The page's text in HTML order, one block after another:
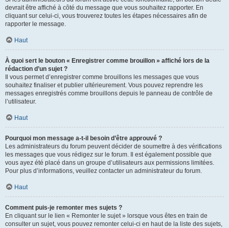
devrait être affiché à côté du message que vous souhaitez rapporter. En
cliquant sur celui-ci, vous trouverez toutes les étapes nécessaires afin de
rapporter le message.
Haut
À quoi sert le bouton « Enregistrer comme brouillon » affiché lors de la
rédaction d’un sujet ?
Il vous permet d’enregistrer comme brouillons les messages que vous
souhaitez finaliser et publier ultérieurement. Vous pouvez reprendre les
messages enregistrés comme brouillons depuis le panneau de contrôle de
l’utilisateur.
Haut
Pourquoi mon message a-t-il besoin d’être approuvé ?
Les administrateurs du forum peuvent décider de soumettre à des vérifications
les messages que vous rédigez sur le forum. Il est également possible que
vous ayez été placé dans un groupe d’utilisateurs aux permissions limitées.
Pour plus d’informations, veuillez contacter un administrateur du forum.
Haut
Comment puis-je remonter mes sujets ?
En cliquant sur le lien « Remonter le sujet » lorsque vous êtes en train de
consulter un sujet, vous pouvez remonter celui-ci en haut de la liste des sujets,